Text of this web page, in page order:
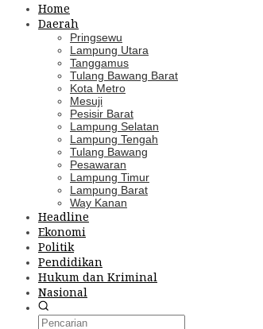
Home
Daerah
Pringsewu
Lampung Utara
Tanggamus
Tulang Bawang Barat
Kota Metro
Mesuji
Pesisir Barat
Lampung Selatan
Lampung Tengah
Tulang Bawang
Pesawaran
Lampung Timur
Lampung Barat
Way Kanan
Headline
Ekonomi
Politik
Pendidikan
Hukum dan Kriminal
Nasional